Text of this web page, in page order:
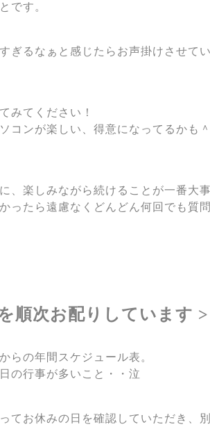
です。
ぎるなぁと感じたらお声掛けさせて
みてください！
コンが楽しい、得意になってるかも
、楽しみながら続けることが一番大
ったら遠慮なくどんどん何回でも質
順次お配りしています >
らの年間スケジュール表。
の行事が多いこと・・泣
てお休みの日を確認していただき、